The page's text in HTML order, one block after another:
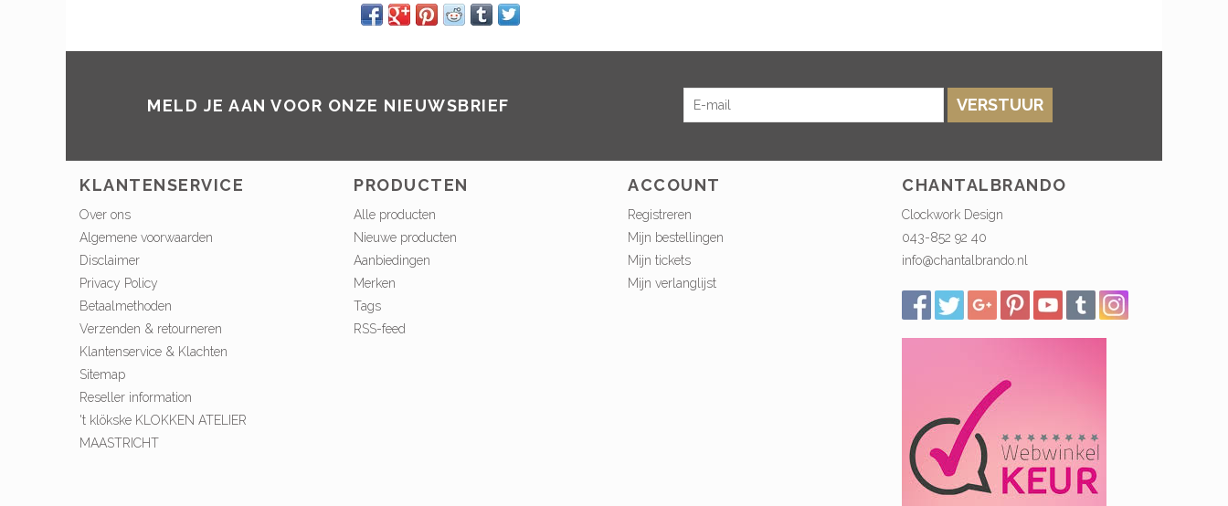
MELD JE AAN VOOR ONZE NIEUWSBRIEF VERSTUUR
KLANTENSERVICE
Over ons
Algemene voorwaarden
Disclaimer
Privacy Policy
Betaalmethoden
Verzenden & retourneren
Klantenservice & Klachten
Sitemap
Reseller information
't klökske KLOKKEN ATELIER
MAASTRICHT
PRODUCTEN
Alle producten
Nieuwe producten
Aanbiedingen
Merken
Tags
RSS-feed
ACCOUNT
Registreren
Mijn bestellingen
Mijn tickets
Mijn verlanglijst
CHANTALBRANDO
Clockwork Design
043-852 92 40
info@chantalbrando.nl